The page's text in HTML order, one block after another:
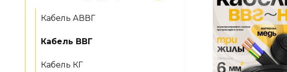
Кабель АВВГ
Кабель ВВГ
Кабель КГ